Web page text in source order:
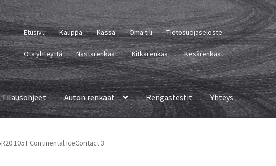
Etusivu Kauppa Kassa Oma tili Tietosuojaseloste
Ota yhteyttä Nastarenkaat Kitkarenkaat Kesärenkaat
Tilausohjeet Auton renkaat Rengastestit Yhteys
105T Continental IceContact 3